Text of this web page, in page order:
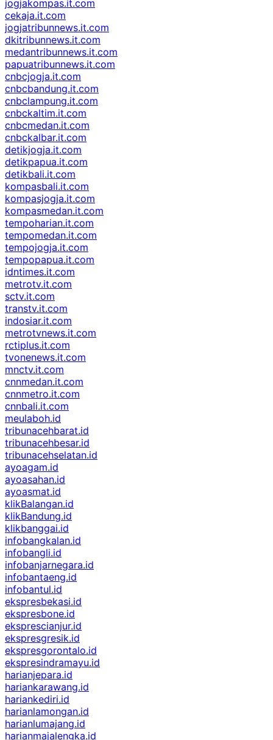
jogjakompas.it.com
cekaja.it.com
jogjatribunnews.it.com
dkitribunnews.it.com
medantribunnews.it.com
papuatribunnews.it.com
cnbcjogja.it.com
cnbcbandung.it.com
cnbclampung.it.com
cnbckaltim.it.com
cnbcmedan.it.com
cnbckalbar.it.com
detikjogja.it.com
detikpapua.it.com
detikbali.it.com
kompasbali.it.com
kompasjogja.it.com
kompasmedan.it.com
tempoharian.it.com
tempomedan.it.com
tempojogja.it.com
tempopapua.it.com
idntimes.it.com
metrotv.it.com
sctv.it.com
transtv.it.com
indosiar.it.com
metrotvnews.it.com
rctiplus.it.com
tvonenews.it.com
mnctv.it.com
cnnmedan.it.com
cnnmetro.it.com
cnnbali.it.com
meulaboh.id
tribunacehbarat.id
tribunacehbesar.id
tribunacehselatan.id
ayoagam.id
ayoasahan.id
ayoasmat.id
klikBalangan.id
klikBandung.id
klikbanggai.id
infobangkalan.id
infobangli.id
infobanjarnegara.id
infobantaeng.id
infobantul.id
ekspresbekasi.id
ekspresbone.id
eksprescianjur.id
ekspresgresik.id
ekspresgorontalo.id
ekspresindramayu.id
harianjepara.id
hariankarawang.id
hariankediri.id
harianlamongan.id
harianlumajang.id
harianmajalengka.id